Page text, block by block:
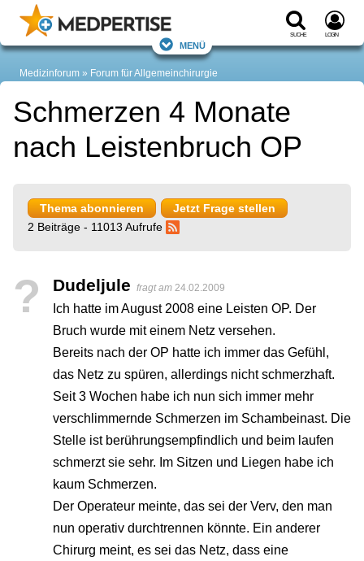
Suche Login
Menü
Medizinforum Forum für Allgemeinchirurgie
Schmerzen 4 Monate
nach Leistenbruch OP
Thema abonnieren
Jetzt Frage stellen
2 Beiträge - 11013 Aufrufe
? Dudeljule fragt am 24.02.2009
Ich hatte im August 2008 eine Leisten OP. Der
Bruch wurde mit einem Netz versehen.
Bereits nach der OP hatte ich immer das Gefühl,
das Netz zu spüren, allerdings nicht schmerzhaft.
Seit 3 Wochen habe ich nun sich immer mehr
verschlimmernde Schmerzen im Schambeinast. Die
Stelle ist berührungsempfindlich und beim laufen
schmerzt sie sehr. Im Sitzen und Liegen habe ich
kaum Schmerzen.
Der Operateur meinte, das sei der Verv, den man
nun operativ durchtrennen könnte. Ein anderer
Chirurg meint, es sei das Netz, dass eine